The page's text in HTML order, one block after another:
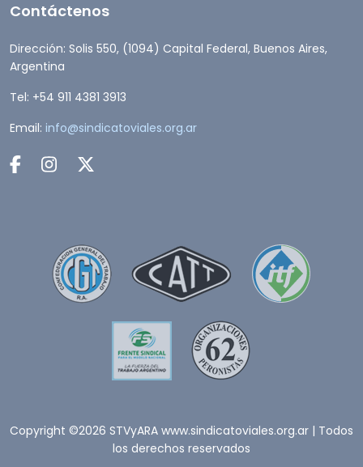
Contáctenos
Dirección: Solis 550, (1094) Capital Federal, Buenos Aires,
Argentina
Tel: +54 911 4381 3913
Email: info@sindicatoviales.org.ar
Copyright ©2026 STVyARA www.sindicatoviales.org.ar | Todos
los derechos reservados